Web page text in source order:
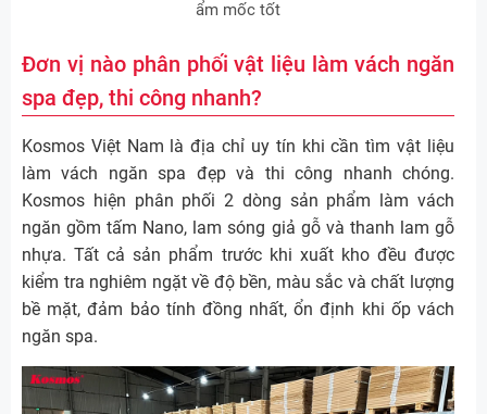
ẩm mốc tốt
Đơn vị nào phân phối vật liệu làm vách ngăn
spa đẹp, thi công nhanh?
Kosmos Việt Nam là địa chỉ uy tín khi cần tìm vật liệu
làm vách ngăn spa đẹp và thi công nhanh chóng.
Kosmos hiện phân phối 2 dòng sản phẩm làm vách
ngăn gồm tấm Nano, lam sóng giả gỗ và thanh lam gỗ
nhựa. Tất cả sản phẩm trước khi xuất kho đều được
kiểm tra nghiêm ngặt về độ bền, màu sắc và chất lượng
bề mặt, đảm bảo tính đồng nhất, ổn định khi ốp vách
ngăn spa.